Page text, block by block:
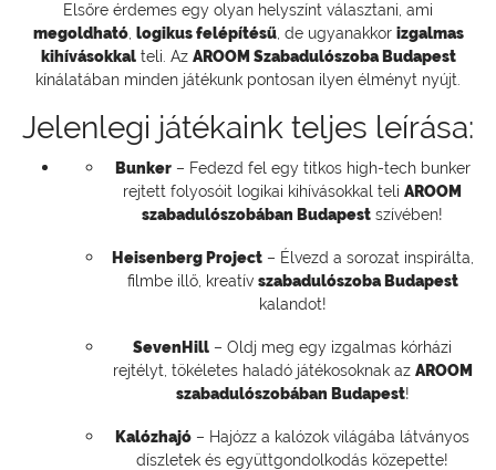
Elsőre érdemes egy olyan helyszínt választani, ami
megoldható, logikus felépítésű, de ugyanakkor izgalmas
kihívásokkalteli. Az AROOM Szabadulószoba Budapest
kínálatában minden játékunk pontosan ilyen élményt nyújt.
Jelenlegi játékaink teljes leírása:
Bunker– Fedezd fel egy titkos high-tech bunker
rejtett folyosóit logikai kihívásokkal teli AROOM
szabadulószobában Budapest szívében!
Heisenberg Project– Élvezd a sorozat inspirálta,
filmbe illő, kreatív szabadulószoba Budapest
kalandot!
SevenHill – Oldj meg egy izgalmas kórházi
rejtélyt, tökéletes haladó játékosoknak az AROOM
szabadulószobában Budapest!
Kalózhajó – Hajózz a kalózok világába látványos
díszletek és együttgondolkodás közepette!